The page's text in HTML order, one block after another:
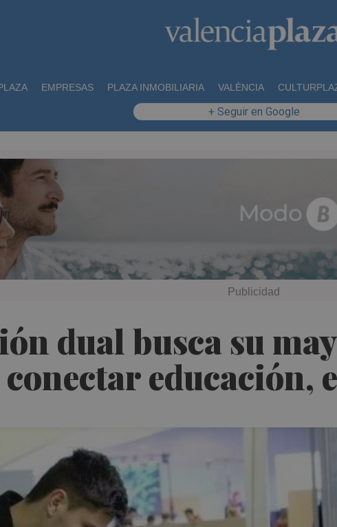
EMPRESAS PLAZA INMOBILIARIA VALÈNCIA
+ Seguir en Google
dual busca su
educación,